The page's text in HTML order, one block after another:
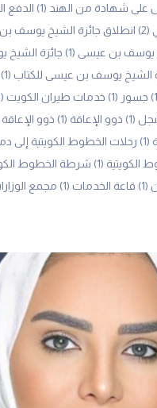
على شهادة من الهند (1) الدفع
(2) انطلاق جائزة الشيخ يوسف
يوسف بن عيسى (1)
جائزة
الشيخ يوسف بن عيسى للكتاب (1)
جسور (1) خدمات طيران الكويت (1)
(1) ذوو الإعاقة (1) ذوو
(1) رحلات الخطوط الكويتية إلى
الكويتية (1) شرطة الخطوط
(1) قاعة الخدمات (1) مجمع